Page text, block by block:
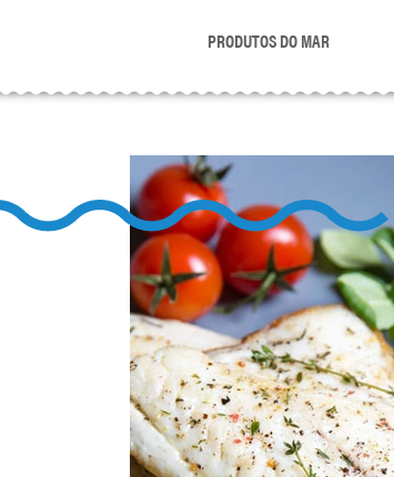
PRODUTOS DO MAR